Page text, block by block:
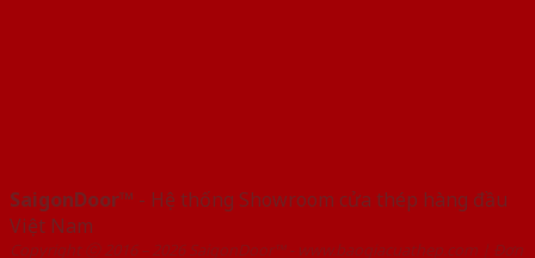
SaigonDoor™ - Hệ thống Showroom cửa thép hàng đầu
Việt Nam
Copyright ⓒ 2016 – 2026 SaigonDoor™ - www.baogiacuathep.com | Đơn